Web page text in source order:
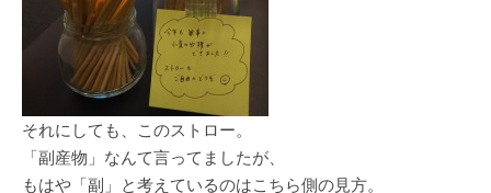
それにしても、このストロー。
「副産物」なんて言ってましたが、
もはや「副」と考えているのはこちら側の見方。